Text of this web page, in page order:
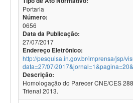
Portaria
Número:
0656
Data da Publicação:
27/07/2017
Endereço Eletrônico:
http://pesquisa.in.gov.br/imprensa/jsp/
data=27/07/
Descrição:
Homologação do Parecer CNE/CES
Trienal 2013.